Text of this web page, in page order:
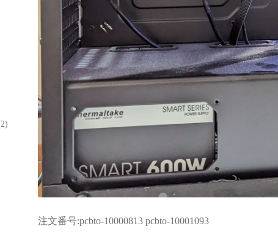
注文番号:pcbto-10000813 pcbto-10001093
感に深く感動しました！
修理の発送から手元に戻る
まで、わずか1週間という神
速対応でした。
症状や再現性、原因の特定
次第によるとは思います
が、修理の過程で判明した
二次的な不具合があったに
いただいたことに感謝しか
ありません。
(こちらから急いで欲しいと
依頼したわけではなかった
のですが、顧客の心境を察
した対応力、そのホスピタ
ードの仕様やUSBコントロ
ーラーの違いまで踏み込ん
で説明していただきまし
た。
また、外付けHDDケース側
の仕様やメーカー見解、
USB規格の違い、5Gbpsと
10Gbpsの帯域差、HDDの実
効速度、ケーブル品質や相
性の可能性まで、非常に専
門的かつ分かりやすく整理
していただきました。結果
として、PC本体の故障では
なく、特定の外付けHDDケ
ースとUSBポートの組み合
わせによる相性の可能性が
高いことが分かり、安心し
22